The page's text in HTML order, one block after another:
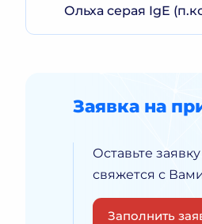
Ольха серая IgE
Заявка на
Оставьте
свяжется с
Заполнить